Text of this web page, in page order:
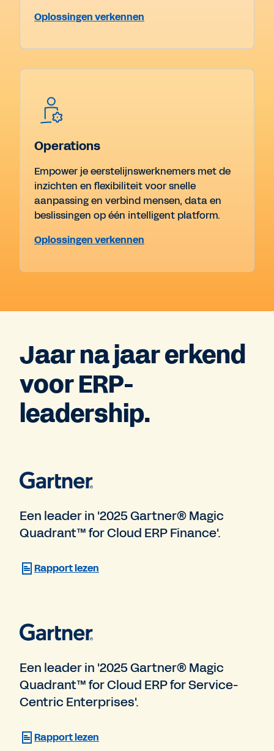
Oplossingen verkennen
Operations
Empower je eerstelijnswerknemers met de
inzichten en flexibiliteit voor snelle
aanpassing en verbind mensen, data en
beslissingen op één intelligent platform.
Oplossingen verkennen
Jaar na jaar erkend
voor ERP-
leadership.
Een leader in '2025 Gartner® Magic
Quadrant™ for Cloud ERP Finance'.
Rapport lezen
Een leader in '2025 Gartner® Magic
Quadrant™ for Cloud ERP for Service-
Centric Enterprises'.
Rapport lezen